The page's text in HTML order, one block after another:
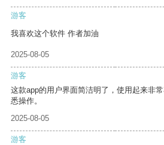
游客
我喜欢这个软件 作者加油
2025-08-05
游客
这款app的用户界面简洁明了，使用起来非
悉操作。
2025-08-05
游客